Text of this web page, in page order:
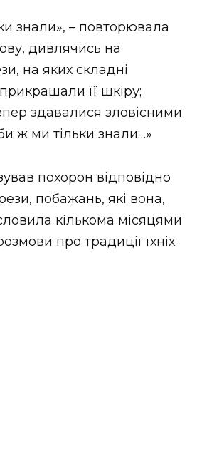
знали», – повторювала
дивлячись на
на яких складні
її шкіру;
здавалися зловісними
ж ми тільки знали…»
похорон відповідно
побажань, які вона,
кількома місяцями
про традиції їхніх